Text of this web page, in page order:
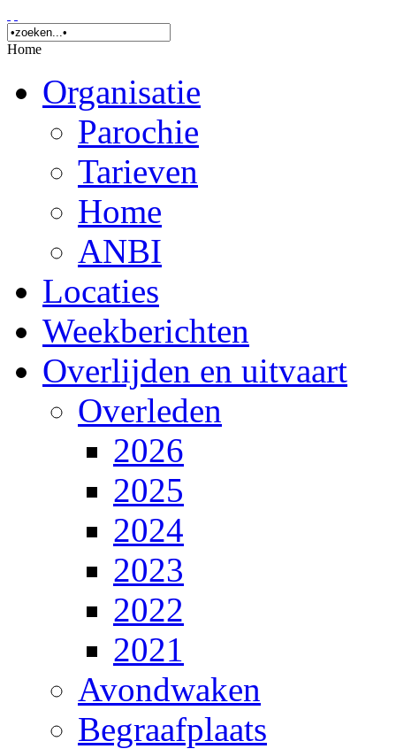
Home
Organisatie
Parochie
Tarieven
Home
ANBI
Locaties
Weekberichten
Overlijden en uitvaart
Overleden
2026
2025
2024
2023
2022
2021
Avondwaken
Begraafplaats